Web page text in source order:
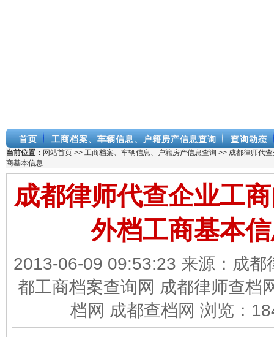
首页 工商档案、车辆信息、户籍房产信息查询 查询动态
当前位置： 网站首页 >> 工商档案、车辆信息、户籍房产信息查询 >> 成都律师代
商基本信息
成都律师代查企业工
外档工商基本
2013-06-09 09:53:23 来源：成都
都工商档案查询网 成都律师查档
档网 成都查档网 浏览：